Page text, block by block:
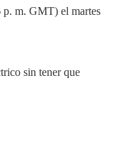
p. m. GMT) el martes